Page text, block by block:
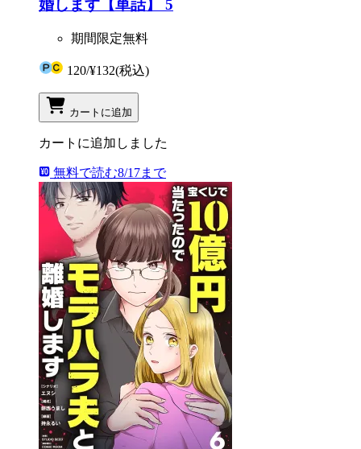
婚します【単話】 5
期間限定無料
120/¥132(税込)
カートに追加
カートに追加しました
無料で読む8/17まで